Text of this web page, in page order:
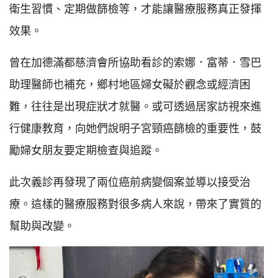
衛生習慣、定期做篩檢等，才能讓醫療服務真正發揮
效果。
曾在加德滿都慈濟會所協助看診的索娜．富蒂．雪巴
助理醫師也補充，鄉村地區婦女礙於觀念或經濟困
難，往往是出現症狀才就醫。或可透過居家訪視來進
行健康教育，向她們說明子宮頸癌篩檢的重要性，鼓
勵婦女朋友要定期檢查與追蹤。
此次義診再發現了兩位癌前病變個案並導以接受治
療。這樣的醫療服務對很多病人來說，帶來了實質的
幫助與改變。